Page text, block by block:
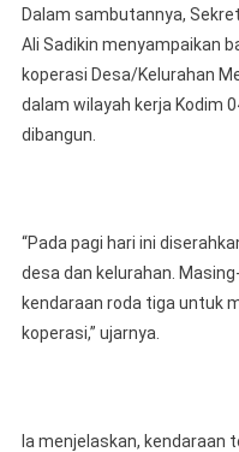
Dalam sambutannya,
Ali Sadikin menyampaikan
koperasi Desa/Kelurahan
dalam wilayah kerja Kodim
dibangun.
“Pada pagi hari ini
desa dan kelurahan.
kendaraan roda tiga untuk
koperasi,” ujarnya.
Ia menjelaskan, kendaraan